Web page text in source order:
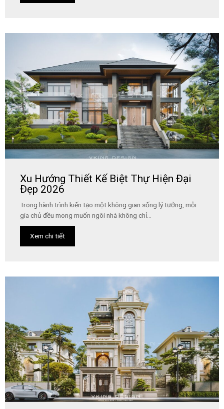
Xu Hướng Thiết Kế Biệt Thự Hiện Đại
Đẹp 2026
Trong hành trình kiến tạo một không gian sống lý tưởng, mỗi
gia chủ đều mong muốn ngôi nhà không chỉ...
Xem chi tiết